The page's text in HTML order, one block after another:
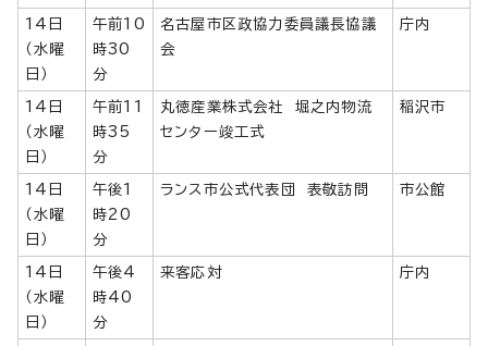
14日
（水曜
日）
午前10
時30
分
名古屋市区政協力委員議長協議
会
庁内
14日
（水曜
日）
午前11
時35
分
丸徳産業株式会社 堀之内物流
センター竣工式
稲沢市
14日
（水曜
日）
午後1
時20
分
ランス市公式代表団 表敬訪問 市公館
14日
（水曜
日）
午後4
時40
分
来客応対 庁内